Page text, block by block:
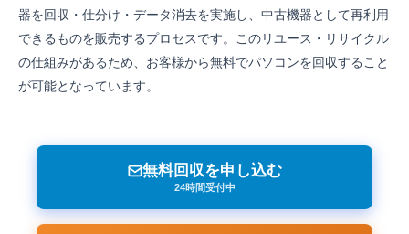
器を回収・仕分け・データ消去を実施し、中古機器として再利用
できるものを販売するプロセスです。このリユース・リサイクル
の仕組みがあるため、お客様から無料でパソコンを回収すること
が可能となっています。
無料回収を申し込む
24時間受付中